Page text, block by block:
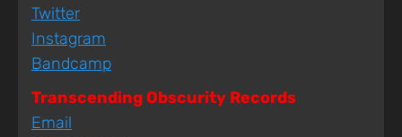
Twitter
Instagram
Bandcamp
Transcending Obscurity Records
Email